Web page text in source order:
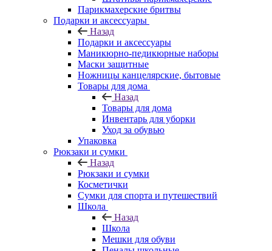
Парикмахерские бритвы
Подарки и аксессуары
Назад
Подарки и аксессуары
Маникюрно-педикюрные наборы
Маски защитные
Ножницы канцелярские, бытовые
Товары для дома
Назад
Товары для дома
Инвентарь для уборки
Уход за обувью
Упаковка
Рюкзаки и сумки
Назад
Рюкзаки и сумки
Косметички
Сумки для спорта и путешествий
Школа
Назад
Школа
Мешки для обуви